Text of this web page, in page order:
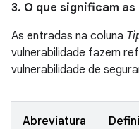
3. O que significam
As entradas na coluna
vulnerabilidade fazem
vulnerabilidade de
Abreviatura